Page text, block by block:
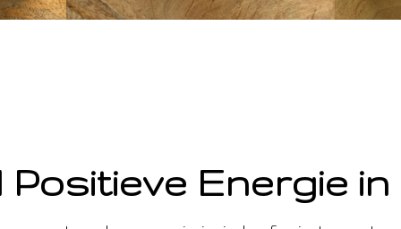
Positieve Energie in